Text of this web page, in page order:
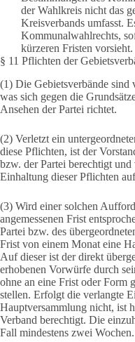
der Wahlkreis nicht das
Kreisverbands umfasst.
Kommunalwahlrechts,
kürzeren Fristen vorsieht.
§ 11 Pflichten der
(1) Die Gebietsverbände sind
was sich gegen die
Ansehen der Partei richtet.
(2) Verletzt ein
diese Pflichten, ist der
bzw. der Partei berechtigt
Einhaltung dieser Pflichten
(3) Wird einer solchen
angemessenen Frist
Partei bzw. des
Frist von einem Monat eine
Auf dieser ist der direkt
erhobenen Vorwürfe durch
ohne an eine Frist oder Form
stellen. Erfolgt die verlangte
Hauptversammlung nicht, ist
Verband berechtigt. Die
Fall mindestens zwei Wochen.